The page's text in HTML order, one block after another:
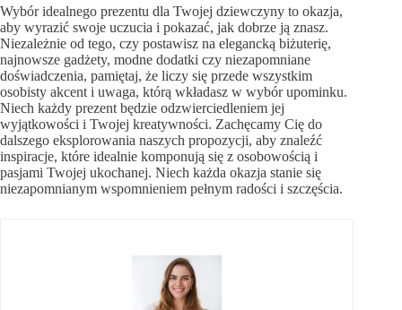
Wybór idealnego prezentu dla Twojej dziewczyny to okazja,
aby wyrazić swoje uczucia i pokazać, jak dobrze ją znasz.
Niezależnie od tego, czy postawisz na elegancką biżuterię,
najnowsze gadżety, modne dodatki czy niezapomniane
doświadczenia, pamiętaj, że liczy się przede wszystkim
osobisty akcent i uwaga, którą wkładasz w wybór upominku.
Niech każdy prezent będzie odzwierciedleniem jej
wyjątkowości i Twojej kreatywności. Zachęcamy Cię do
dalszego eksplorowania naszych propozycji, aby znaleźć
inspiracje, które idealnie komponują się z osobowością i
pasjami Twojej ukochanej. Niech każda okazja stanie się
niezapomnianym wspomnieniem pełnym radości i szczęścia.